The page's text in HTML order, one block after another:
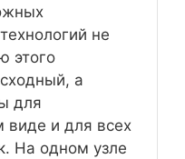
не
этого
а
для
виде и для всех
На одном узле